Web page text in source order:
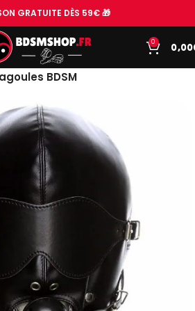
GRATUITE DÈS 59€ 🎁
0
0,00
BDSM